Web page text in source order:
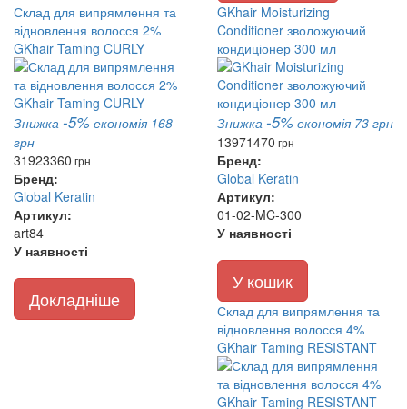
Склад для випрямлення та
відновлення волосся 2%
GKhair Taming CURLY
Знижка -5% економія 168
грн
31923360 грн
Бренд:
Global Keratin
Артикул:
art84
У наявності
Докладніше
GKhair Moisturizing
Conditioner зволожуючий
кондиціонер 300 мл
Знижка -5% економія 73 грн
13971470 грн
Бренд:
Global Keratin
Артикул:
01-02-MC-300
У наявності
У кошик
Склад для випрямлення та
відновлення волосся 4%
GKhair Taming RESISTANT